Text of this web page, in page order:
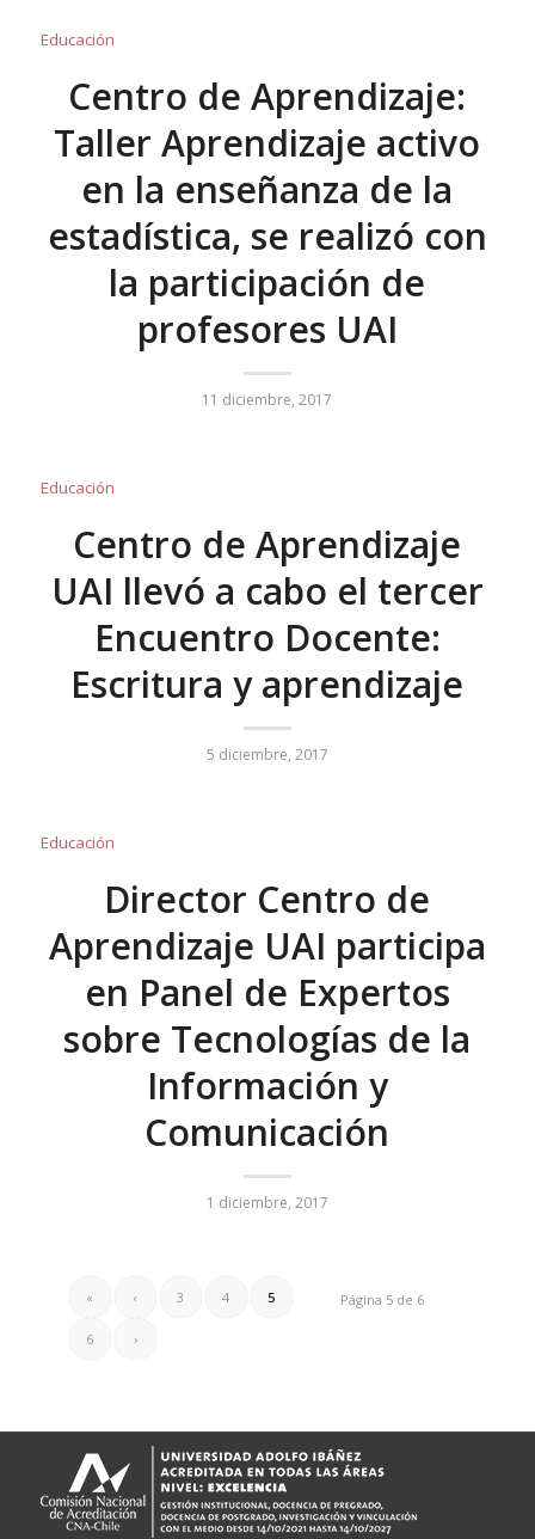
Educación
Centro de Aprendizaje:
Taller Aprendizaje activo
en la enseñanza de la
estadística, se realizó con
la participación de
profesores UAI
11 diciembre, 2017
Educación
Centro de Aprendizaje
UAI llevó a cabo el tercer
Encuentro Docente:
Escritura y aprendizaje
5 diciembre, 2017
Educación
Director Centro de
Aprendizaje UAI participa
en Panel de Expertos
sobre Tecnologías de la
Información y
Comunicación
1 diciembre, 2017
Página 5 de 6
« ‹ 3 4 5
6 ›